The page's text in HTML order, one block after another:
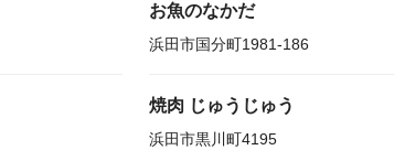
お魚のなかだ
浜田市国分町1981-186
焼肉 じゅうじゅう
浜田市黒川町4195